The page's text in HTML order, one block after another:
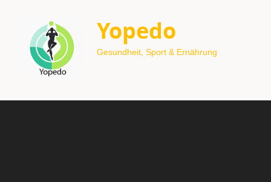
Yopedo
Gesundheit, Sport & Ernährung